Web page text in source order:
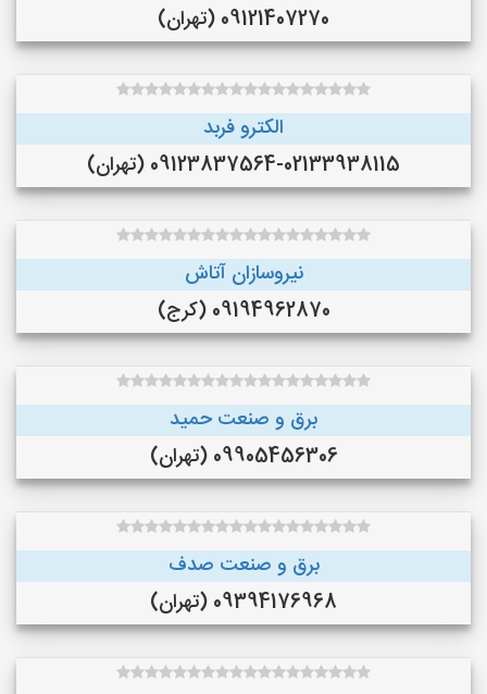
09121407270 (تهران)
الکترو فربد
09123837564-02133938115 (تهران)
نیروسازان آتاش
09194962870 (کرج)
برق و صنعت حمید
09905456306 (تهران)
برق و صنعت صدف
09394176968 (تهران)